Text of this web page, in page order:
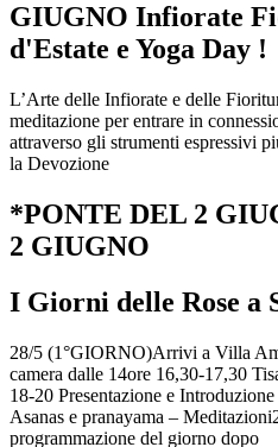
GIUGNO Infiorate
d'Estate e Yoga Day !
L’Arte delle Infiorate e delle
meditazione per entrare in
attraverso gli strumenti espressivi
la Devozione
*PONTE DEL 2
2 GIUGNO
I Giorni delle Rose a
28/5 (1°GIORNO)Arrivi a Villa
camera dalle 14ore 16,30-17,30
18-20 Presentazione e
Asanas e pranayama –
programmazione del giorno dopo